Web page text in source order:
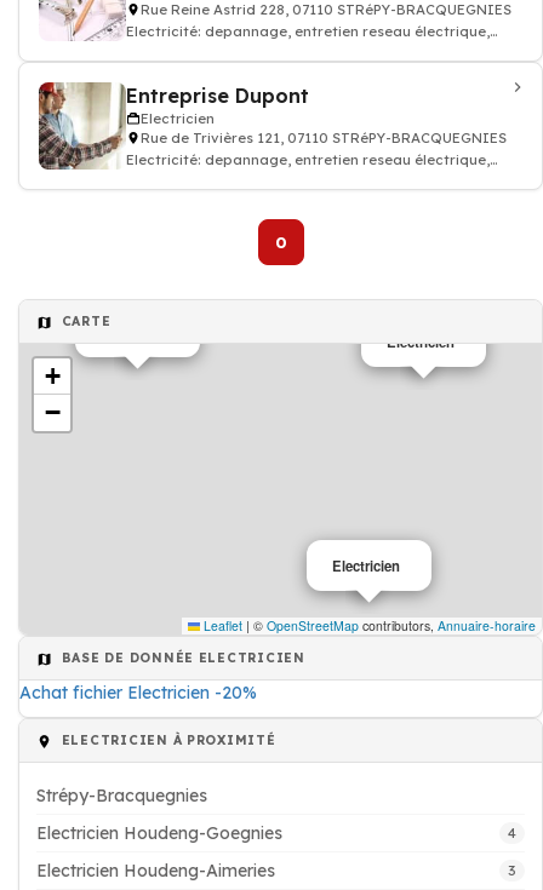
Rue Reine Astrid 228, 07110 STRéPY-BRACQUEGNIES
Electricité: depannage, entretien reseau électrique,
Entreprise Dupont
Electricien
Rue de Trivières 121, 07110 STRéPY-BRACQUEGNIES
Electricité: depannage, entretien reseau électrique,
0
CARTE
Electricien
Electricien
Electricien
+
−
Leaflet | © OpenStreetMap contributors, Annuaire-horaire
BASE DE DONNÉE ELECTRICIEN
Achat fichier Electricien -20%
ELECTRICIEN À PROXIMITÉ
Strépy-Bracquegnies
Electricien Houdeng-Goegnies
4
Electricien Houdeng-Aimeries 3